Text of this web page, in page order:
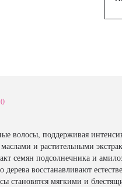
0
волосы, поддерживая
и растительными
семян подсолнечника и
восстанавливают
становятся мягкими и